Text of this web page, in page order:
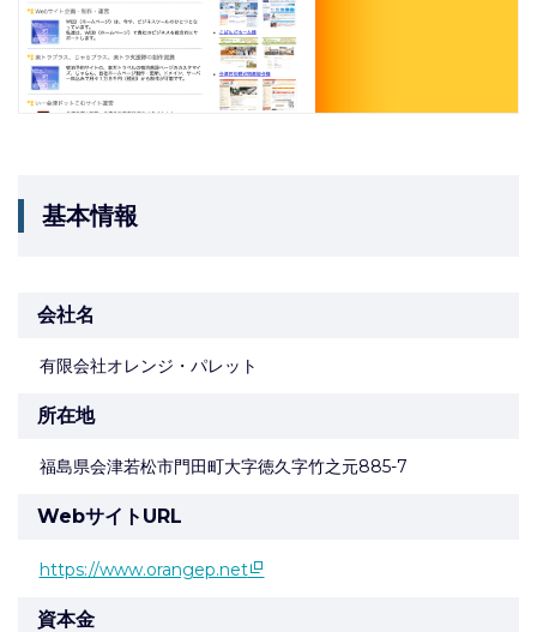
基本情報
会社名
有限会社オレンジ・パレット
所在地
福島県会津若松市門田町大字徳久字竹之元885-7
WebサイトURL
https://www.orangep.net
資本金